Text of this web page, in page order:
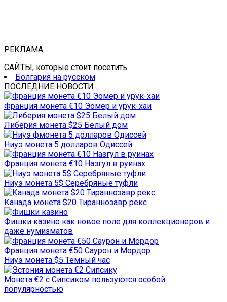
РЕКЛАМА
САЙТЫ, которые стоит посетить
Болгария на русском
ПОСЛЕДНИЕ НОВОСТИ
Франция монета €10 Эомер и урук-хаи
Либерия монета $25 Белый дом
Ниуэ монета 5 долларов Одиссей
Франция монета €10 Назгул в руинах
Ниуэ монета 5$ Серебряные туфли
Канада монета $20 Тираннозавр рекс
Фишки казино как новое поле для коллекционеров и
даже нумизматов
Франция монета €50 Саурон и Мордор
Ниуэ монета $5 Темный час
Монета €2 с Сипсиком пользуются особой
популярностью